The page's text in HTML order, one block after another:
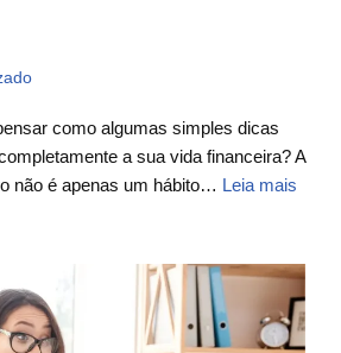
como algumas simples dicas
a sua vida financeira? A
não é apenas um hábito… Leia mais